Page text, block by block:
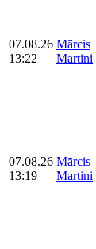
07.08.26
13:22
Mārcis
Martini
07.08.26
13:19
Mārcis
Martini